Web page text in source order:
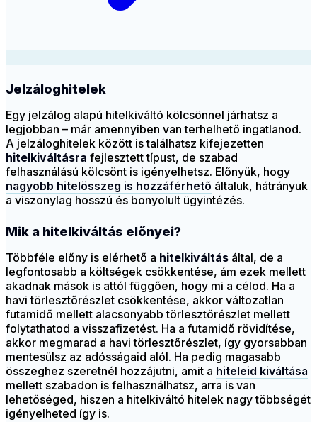
Jelzáloghitelek
Egy jelzálog alapú hitelkiváltó kölcsönnel járhatsz a
legjobban – már amennyiben van terhelhető ingatlanod.
A jelzáloghitelek között is találhatsz kifejezetten
hitelkiváltásra fejlesztett típust, de szabad
felhasználású kölcsönt is igényelhetsz. Előnyük, hogy
nagyobb hitelösszeg is hozzáférhető általuk, hátrányuk
a viszonylag hosszú és bonyolult ügyintézés.
Mik a hitelkiváltás előnyei?
Többféle előny is elérhető a hitelkiváltás által, de a
legfontosabb a költségek csökkentése, ám ezek mellett
akadnak mások is attól függően, hogy mi a célod. Ha a
havi törlesztőrészlet csökkentése, akkor változatlan
futamidő mellett alacsonyabb törlesztőrészlet mellett
folytathatod a visszafizetést. Ha a futamidő rövidítése,
akkor megmarad a havi törlesztőrészlet, így gyorsabban
mentesülsz az adósságaid alól. Ha pedig magasabb
összeghez szeretnél hozzájutni, amit a hiteleid kiváltása
mellett szabadon is felhasználhatsz, arra is van
lehetőséged, hiszen a hitelkiváltó hitelek nagy többségét
igényelheted így is.